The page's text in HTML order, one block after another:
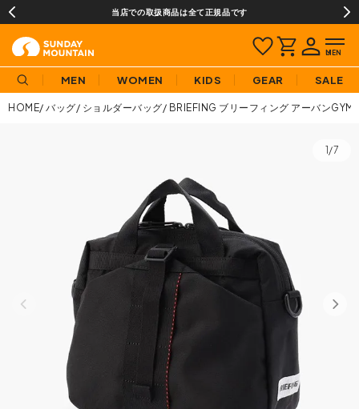
当店での取扱商品は全て正規品です
MEN WOMEN KIDS GEAR SALE
HOME バッグ ショルダーバッグ BRIEFING ブリーフィング アーバン
1/7